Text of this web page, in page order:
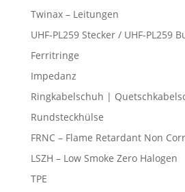
Twinax – Leitungen
UHF-PL259 Stecker / UHF-PL259
Ferritringe
Impedanz
Ringkabelschuh |
Rundsteckhülse
FRNC – Flame Retardant Non
LSZH – Low Smoke Zero Halogen
TPE